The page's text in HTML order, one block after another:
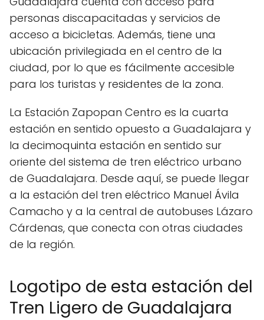
personas discapacitadas y servicios de
acceso a bicicletas. Además, tiene una
ubicación privilegiada en el centro de la
ciudad, por lo que es fácilmente accesible
para los turistas y residentes de la zona.
La Estación Zapopan Centro es la cuarta
estación en sentido opuesto a Guadalajara y
la decimoquinta estación en sentido sur
oriente del sistema de tren eléctrico urbano
de Guadalajara. Desde aquí, se puede llegar
a la estación del tren eléctrico Manuel Ávila
Camacho y a la central de autobuses Lázaro
Cárdenas, que conecta con otras ciudades
de la región.
Logotipo de esta estación del
Tren Ligero de Guadalajara